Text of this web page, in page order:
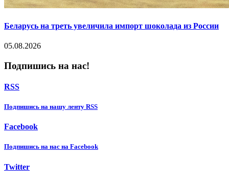
Беларусь на треть увеличила импорт шоколада из России
05.08.2026
Подпишись на нас!
RSS
Подпишиcь на нашу ленту RSS
Facebook
Подпишиcь на нас на Facebook
Twitter